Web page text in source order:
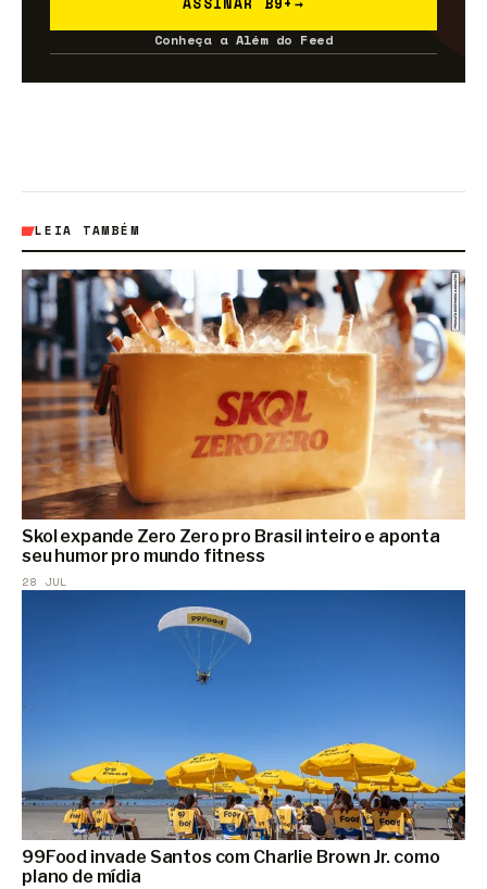
Conheça a Além do Feed
LEIA TAMBÉM
Skol expande Zero Zero pro Brasil inteiro e aponta
seu humor pro mundo fitness
28 JUL
99Food invade Santos com Charlie Brown Jr. como
plano de mídia